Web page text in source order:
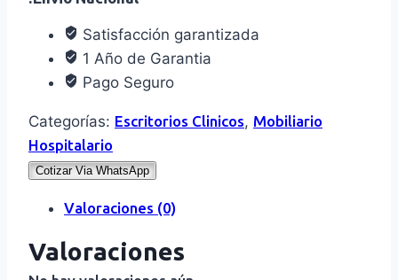
Satisfacción garantizada
1 Año de Garantia
Pago Seguro
Categorías: Escritorios Clinicos, Mobiliario
Hospitalario
Cotizar Via WhatsApp
Valoraciones (0)
Valoraciones